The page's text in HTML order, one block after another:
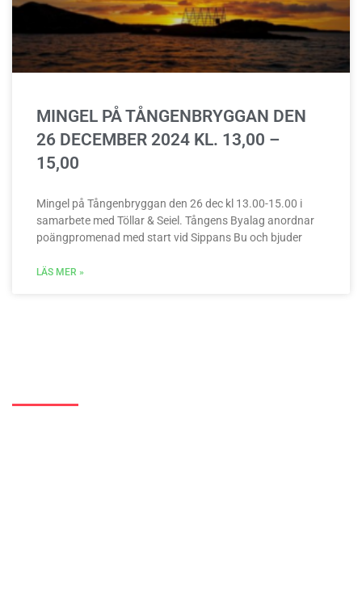
MINGEL PÅ TÅNGENBRYGGAN DEN
26 DECEMBER 2024 KL. 13,00 –
15,00
Mingel på Tångenbryggan den 26 dec kl 13.00-15.00 i
samarbete med Töllar & Seiel. Tångens Byalag anordnar
poängpromenad med start vid Sippans Bu och bjuder
LÄS MER »